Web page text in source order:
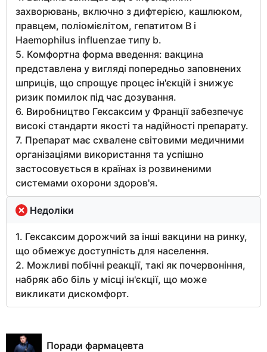
захворювань, включно з дифтерією, кашлюком,
правцем, поліомієлітом, гепатитом B і
Haemophilus influenzae типу b.
5. Комфортна форма введення: вакцина
представлена у вигляді попередньо заповнених
шприців, що спрощує процес ін'єкцій і знижує
ризик помилок під час дозування.
6. Виробництво Гексаксим у Франції забезпечує
високі стандарти якості та надійності препарату.
7. Препарат має схвалене світовими медичними
організаціями використання та успішно
застосовується в країнах із розвиненими
системами охорони здоров'я.
Недоліки
1. Гексаксим дорожчий за інші вакцини на ринку,
що обмежує доступність для населення.
2. Можливі побічні реакції, такі як почервоніння,
набряк або біль у місці ін'єкції, що може
викликати дискомфорт.
Поради фармацевта